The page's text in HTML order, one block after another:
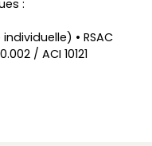
:
• RSAC
/ ACI 10121